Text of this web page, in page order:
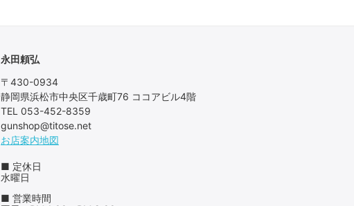
永田頼弘
〒430-0934
静岡県浜松市中央区千歳町76 ココアビル4階
TEL 053-452-8359
gunshop@titose.net
お店案内地図
■ 定休日
水曜日
■ 営業時間